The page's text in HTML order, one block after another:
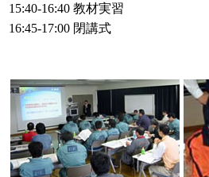
15:40-16:40 教材実習
16:45-17:00 閉講式